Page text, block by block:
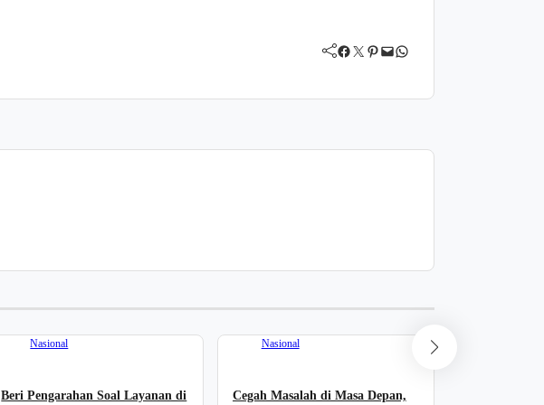
Facebook Twitter Pinterest Mail WhatsApp
Nasional
Beri Pengarahan Soal Layanan di
Nasional
Cegah Masalah di Masa Depan,